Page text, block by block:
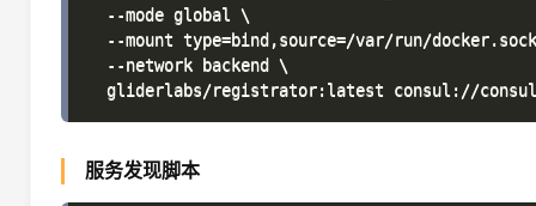
  --mode global \
--mount type=bind,source=/var/run/
  --network backend \
服务发现脚本